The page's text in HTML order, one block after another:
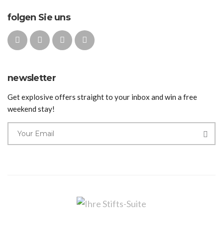
folgen Sie uns
newsletter
Get explosive offers straight to your inbox and win a free
weekend stay!